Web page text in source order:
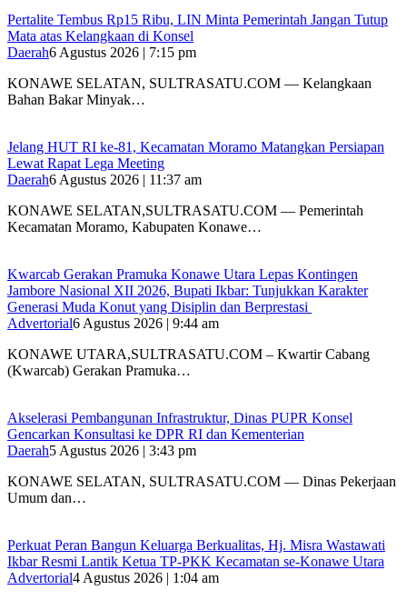
‎Pertalite Tembus Rp15 Ribu, LIN Minta Pemerintah Jangan Tutup
Mata atas Kelangkaan di Konsel
Daerah6 Agustus 2026 | 7:15 pm
‎KONAWE SELATAN, SULTRASATU.COM — Kelangkaan
Bahan Bakar Minyak…
‎Jelang HUT RI ke-81, Kecamatan Moramo Matangkan Persiapan
Lewat Rapat Lega Meeting
Daerah6 Agustus 2026 | 11:37 am
KONAWE SELATAN,SULTRASATU.COM — Pemerintah
Kecamatan Moramo, Kabupaten Konawe…
‎Kwarcab Gerakan Pramuka Konawe Utara Lepas Kontingen
Jambore Nasional XII 2026, Bupati Ikbar: Tunjukkan Karakter
Generasi Muda Konut yang Disiplin dan Berprestasi ‎
Advertorial6 Agustus 2026 | 9:44 am
KONAWE UTARA,SULTRASATU.COM – Kwartir Cabang
(Kwarcab) Gerakan Pramuka…
Akselerasi Pembangunan Infrastruktur, Dinas PUPR Konsel
Gencarkan Konsultasi ke DPR RI dan Kementerian
Daerah5 Agustus 2026 | 3:43 pm
KONAWE SELATAN, SULTRASATU.COM — Dinas Pekerjaan
Umum dan…
‎Perkuat Peran Bangun Keluarga Berkualitas, Hj. Misra Wastawati
Ikbar Resmi Lantik Ketua TP-PKK Kecamatan se-Konawe Utara
Advertorial4 Agustus 2026 | 1:04 am